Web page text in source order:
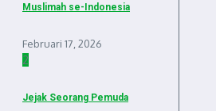
Muslimah se-Indonesia
Februari 17, 2026
2
Jejak Seorang Pemuda